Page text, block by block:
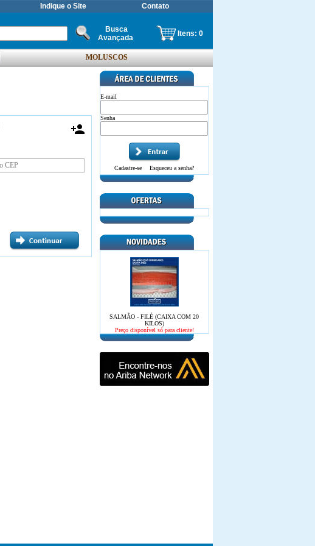
Indique o Site Contato
Busca
Avançada
Itens: 0
MOLUSCOS

E-mail
Senha
Cadastre-se Esqueceu a senha?
SALMÃO - FILÉ (CAIXA COM 20
KILOS)
Preço disponível só para cliente!